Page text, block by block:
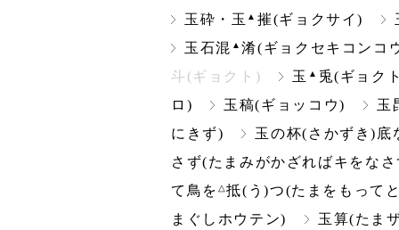
玉砕・玉 ▲摧(ギョクサイ)
玉石混 ▲淆(ギョクセキコンコ
斗(ギョクト)
玉 ▲ 兎(ギョク
ロ)
玉稿(ギョッコウ)
玉
にきず)
玉の杯(さかずき)底
さず(たまみがかざればキをな
て鳥を △抵(う)つ(たまをもって
まぐしホウテン)
玉算(たま